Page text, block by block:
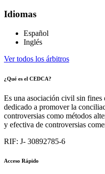
Idiomas
Español
Inglés
Ver todos los árbitros
¿Qué es el CEDCA?
Es una asociación civil sin
dedicado a promover la
controversias como métodos
y efectiva de controversias
RIF: J- 30892785-6
Acceso Rápido